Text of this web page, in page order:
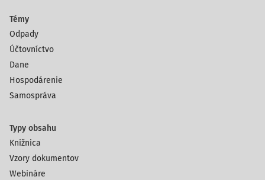
Témy
Odpady
Účtovníctvo
Dane
Hospodárenie
Samospráva
Typy obsahu
Knižnica
Vzory dokumentov
Webináre